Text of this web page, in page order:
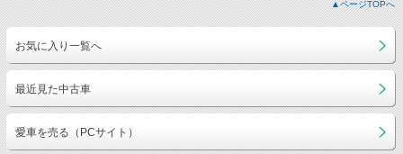
▲ページTOPへ
お気に入り一覧へ
最近見た中古車
愛車を売る（PCサイト）